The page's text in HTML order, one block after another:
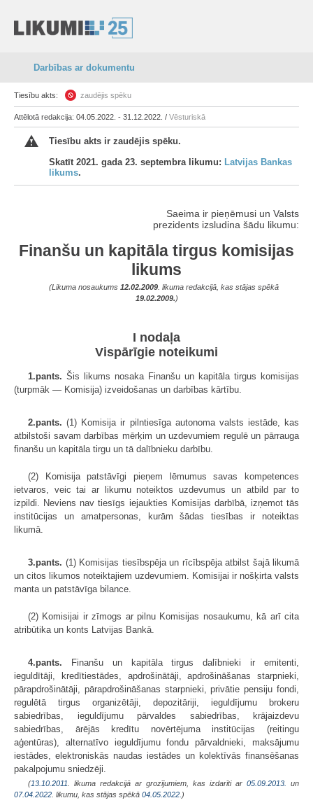
Darbības ar dokumentu
Tiesību akts: zaudējis spēku
Attēlotā redakcija: 04.05.2022. - 31.12.2022. / Vēsturiskā
Tiesību akts ir zaudējis spēku.
Skatīt 2021. gada 23. septembra likumu: Latvijas Bankas
likums.
Saeima ir pieņēmusi un Valsts
prezidents izsludina šādu likumu:
Finanšu un kapitāla tirgus komisijas
likums
(Likuma nosaukums 12.02.2009. likuma redakcijā, kas stājas spēkā
19.02.2009.)
I nodaļa
Vispārīgie noteikumi
1.pants. Šis likums nosaka Finanšu un kapitāla tirgus komisijas
(turpmāk — Komisija) izveidošanas un darbības kārtību.
2.pants. (1) Komisija ir pilntiesīga autonoma valsts iestāde, kas
atbilstoši savam darbības mērķim un uzdevumiem regulē un pārrauga
finanšu un kapitāla tirgu un tā dalībnieku darbību.
(2) Komisija patstāvīgi pieņem lēmumus savas kompetences
ietvaros, veic tai ar likumu noteiktos uzdevumus un atbild par to
izpildi. Neviens nav tiesīgs iejaukties Komisijas darbībā, izņemot tās
institūcijas un amatpersonas, kurām šādas tiesības ir noteiktas
likumā.
3.pants. (1) Komisijas tiesībspēja un rīcībspēja atbilst šajā likumā
un citos likumos noteiktajiem uzdevumiem. Komisijai ir nošķirta valsts
manta un patstāvīga bilance.
(2) Komisijai ir zīmogs ar pilnu Komisijas nosaukumu, kā arī cita
atribūtika un konts Latvijas Bankā.
4.pants. Finanšu un kapitāla tirgus dalībnieki ir emitenti,
ieguldītāji, kredītiestādes, apdrošinātāji, apdrošināšanas starpnieki,
pārapdrošinātāji, pārapdrošināšanas starpnieki, privātie pensiju fondi,
regulētā tirgus organizētāji, depozitāriji, ieguldījumu brokeru
sabiedrības, ieguldījumu pārvaldes sabiedrības, krājaizdevu
sabiedrības, ārējās kredītu novērtējuma institūcijas (reitingu
aģentūras), alternatīvo ieguldījumu fondu pārvaldnieki, maksājumu
iestādes, elektroniskās naudas iestādes un kolektīvās finansēšanas
pakalpojumu sniedzēji.
(13.10.2011 . likuma redakcijā ar grozījumiem, kas izdarīti ar 05.09.2013.
un
07.04.2022 . likumu, kas stājas spēkā 04.05.2022. )